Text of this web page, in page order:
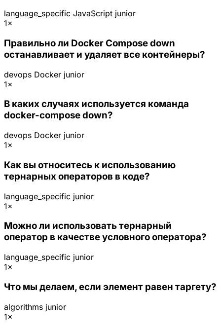
language_specific JavaScript junior
1×
Правильно ли Docker Compose down
останавливает и удаляет все контейнеры?
devops Docker junior
1×
В каких случаях используется команда
docker-compose down?
devops Docker junior
1×
Как вы относитесь к использованию
тернарных операторов в коде?
language_specific junior
1×
Можно ли использовать тернарный
оператор в качестве условного оператора?
language_specific junior
1×
Что мы делаем, если элемент равен таргету?
algorithms junior
1×